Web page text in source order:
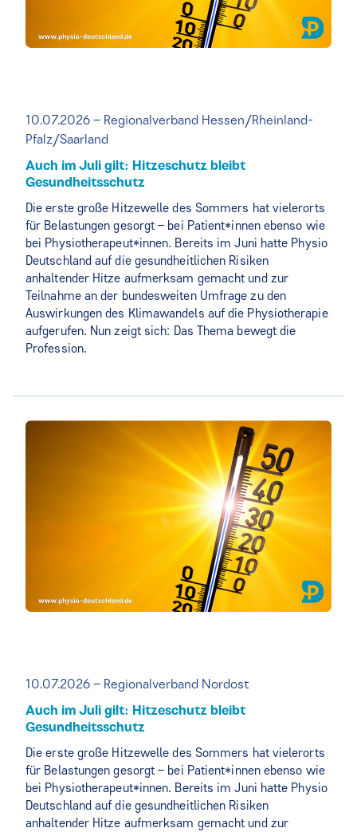
10.07.2026 – Regionalverband Hessen/Rheinland-
Pfalz/Saarland
Auch im Juli gilt: Hitzeschutz bleibt
Gesundheitsschutz
Die erste große Hitzewelle des Sommers hat vielerorts
für Belastungen gesorgt – bei Patient*innen ebenso wie
bei Physiotherapeut*innen. Bereits im Juni hatte Physio
Deutschland auf die gesundheitlichen Risiken
anhaltender Hitze aufmerksam gemacht und zur
Teilnahme an der bundesweiten Umfrage zu den
Auswirkungen des Klimawandels auf die Physiotherapie
aufgerufen. Nun zeigt sich: Das Thema bewegt die
Profession.
10.07.2026 – Regionalverband Nordost
Auch im Juli gilt: Hitzeschutz bleibt
Gesundheitsschutz
Die erste große Hitzewelle des Sommers hat vielerorts
für Belastungen gesorgt – bei Patient*innen ebenso wie
bei Physiotherapeut*innen. Bereits im Juni hatte Physio
Deutschland auf die gesundheitlichen Risiken
anhaltender Hitze aufmerksam gemacht und zur